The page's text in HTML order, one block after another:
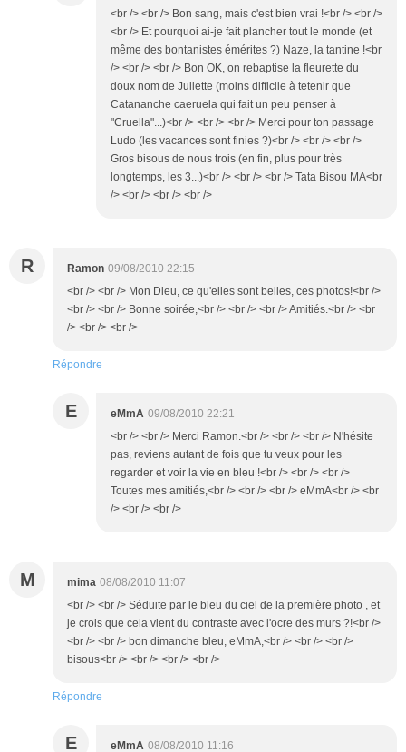
<br /> <br /> Bon sang, mais c'est bien vrai !<br /> <br />
<br /> Et pourquoi ai-je fait plancher tout le monde (et
même des bontanistes émérites ?) Naze, la tantine !<br
/> <br /> <br /> Bon OK, on rebaptise la fleurette du
doux nom de Juliette (moins difficile à tetenir que
Catananche caeruela qui fait un peu penser à
"Cruella"...)<br /> <br /> <br /> Merci pour ton passage
Ludo (les vacances sont finies ?)<br /> <br /> <br />
Gros bisous de nous trois (en fin, plus pour très
longtemps, les 3...)<br /> <br /> <br /> Tata Bisou MA<br
/> <br /> <br /> <br />
R Ramon 09/08/2010 22:15
<br /> <br /> Mon Dieu, ce qu'elles sont belles, ces photos!<br />
<br /> <br /> Bonne soirée,<br /> <br /> <br /> Amitiés.<br /> <br
/> <br /> <br />
Répondre
E eMmA 09/08/2010 22:21
<br /> <br /> Merci Ramon.<br /> <br /> <br /> N'hésite
pas, reviens autant de fois que tu veux pour les
regarder et voir la vie en bleu !<br /> <br /> <br />
Toutes mes amitiés,<br /> <br /> <br /> eMmA<br /> <br
/> <br /> <br />
M mima 08/08/2010 11:07
<br /> <br /> Séduite par le bleu du ciel de la première photo , et
je crois que cela vient du contraste avec l'ocre des murs ?!<br />
<br /> <br /> bon dimanche bleu, eMmA,<br /> <br /> <br />
bisous<br /> <br /> <br /> <br />
Répondre
E eMmA 08/08/2010 11:16